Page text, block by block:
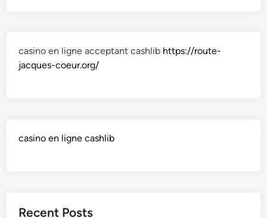
casino en ligne acceptant cashlib https://route-
jacques-coeur.org/
casino en ligne cashlib
Recent Posts